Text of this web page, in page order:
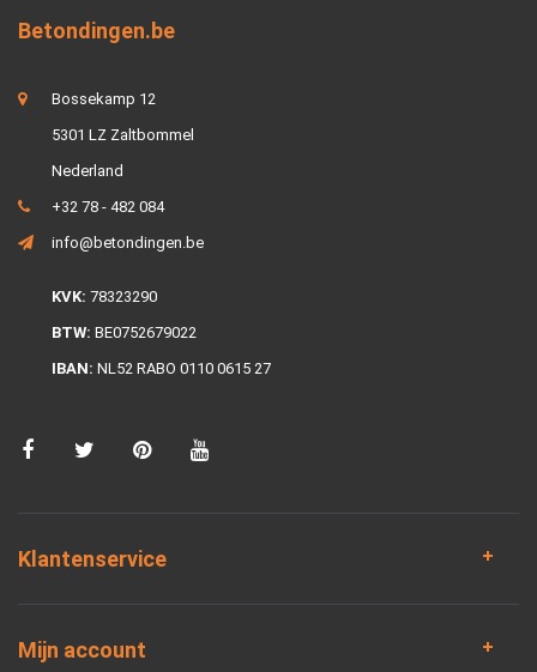
Betondingen.be
Bossekamp 12
5301 LZ Zaltbommel
Nederland
+32 78 - 482 084
info@betondingen.be
KVK: 78323290
BTW: BE0752679022
IBAN: NL52 RABO 0110 0615 27
Klantenservice
Mijn account